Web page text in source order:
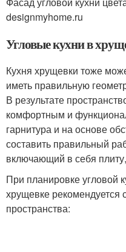
designmyhome.ru
Угловые кухни в
Кухня хрущевки тоже
иметь правильную
В результате
комфортным и
гарнитура и на основе
составить правильный
включающий в себя
При планировке угловой
хрущевке рекомендуется
пространства: